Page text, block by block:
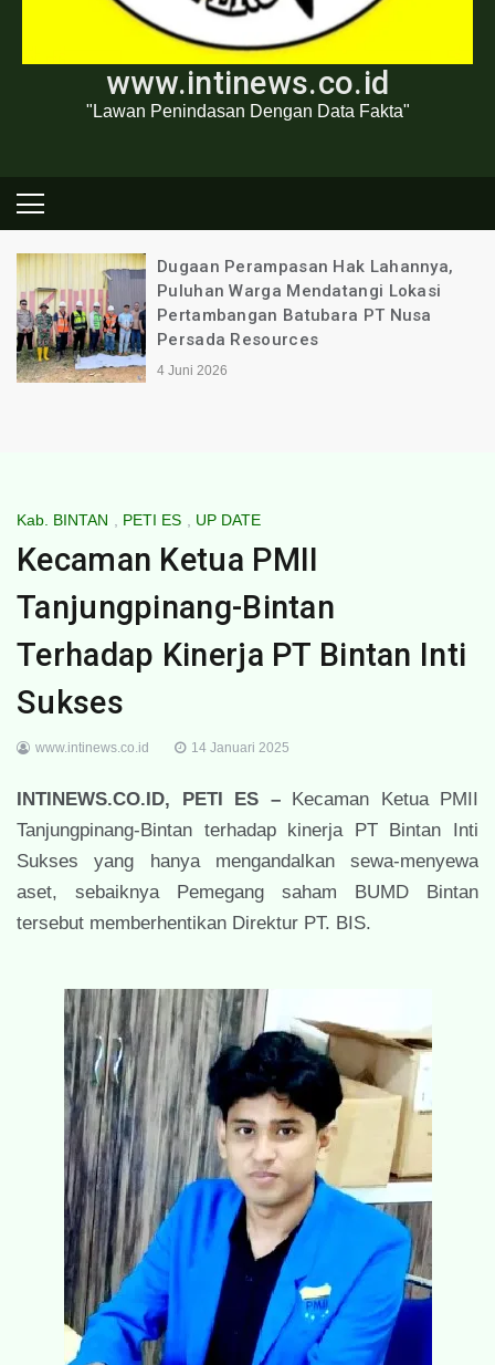
www.intinews.co.id
"Lawan Penindasan Dengan Data Fakta"
Dugaan Perampasan Hak Lahannya,
Puluhan Warga Mendatangi Lokasi
Pertambangan Batubara PT Nusa
Persada Resources
4 Juni 2026
Kab. BINTAN , PETI ES , UP DATE
Kecaman Ketua PMII
Tanjungpinang-Bintan
Terhadap Kinerja PT Bintan Inti
Sukses
www.intinews.co.id 14 Januari 2025
INTINEWS.CO.ID, PETI ES –
Kecaman Ketua PMII
Tanjungpinang-Bintan terhadap kinerja PT Bintan Inti
Sukses yang hanya mengandalkan sewa-menyewa
aset, sebaiknya Pemegang saham BUMD Bintan
tersebut memberhentikan Direktur PT. BIS.